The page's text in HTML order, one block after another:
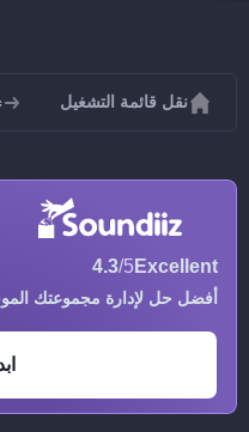
نقل قائمة التشغيل
Excellent
4.3/5
أفضل حل لإدارة مجموعتك